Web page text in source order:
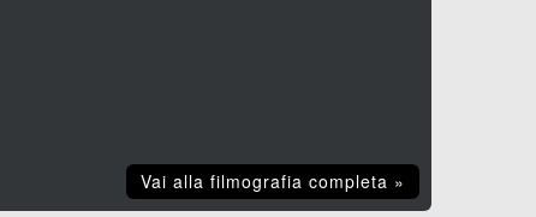
Vai alla filmografia completa »